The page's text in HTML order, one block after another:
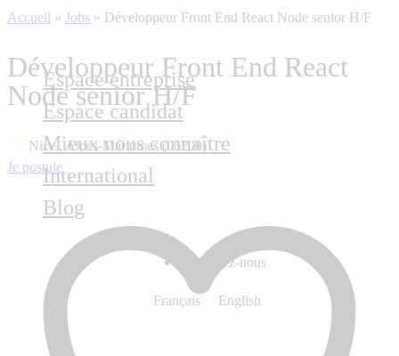
Espace entreprise
Espace candidat
Mieux nous connaître
International
Blog
Contactez-nous
Français English
Accueil » Jobs » Développeur Front End React Node senior H/F
Développeur Front End React
Node senior H/F
Nice , Alpes-Maritimes (06200)
Je postule